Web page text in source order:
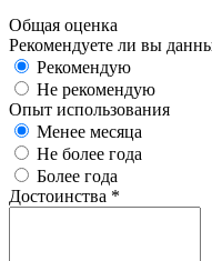
Общая оценка
Рекомендуете ли вы
Рекомендую
Не рекомендую
Опыт использования
Менее месяца
Не более года
Более года
Достоинства *